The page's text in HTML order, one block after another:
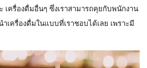
เครื่องดื่มอื่นๆ ซึ่งเราสามารถคุยกับพนักงาน
เครื่องดื่มในแบบที่เราชอบได้เลย เพราะมี